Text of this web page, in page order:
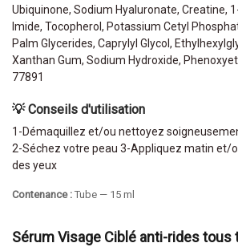
Ubiquinone, Sodium Hyaluronate, Creatine,
Imide, Tocopherol, Potassium Cetyl
Palm Glycerides, Caprylyl Glycol,
Xanthan Gum, Sodium Hydroxide,
77891
💡 Conseils d'utilisation
1-Démaquillez et/ou nettoyez
2-Séchez votre peau 3-Appliquez matin et/
des yeux
Contenance : Tube — 15 ml
Sérum Visage Ciblé anti-rides tous